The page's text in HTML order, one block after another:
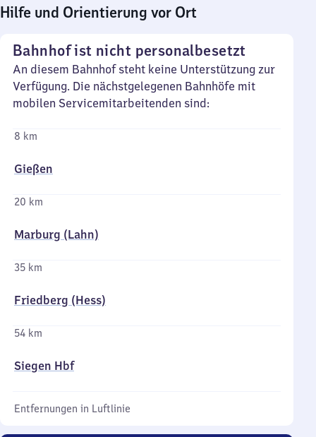
Hilfe und Orientierung vor Ort
Bahnhof ist nicht personalbesetzt
An diesem Bahnhof steht keine Unterstützung zur
Verfügung. Die nächstgelegenen Bahnhöfe mit
mobilen Servicemitarbeitenden sind:
8 km
Gießen
20 km
Marburg (Lahn)
35 km
Friedberg (Hess)
54 km
Siegen Hbf
Entfernungen in Luftlinie